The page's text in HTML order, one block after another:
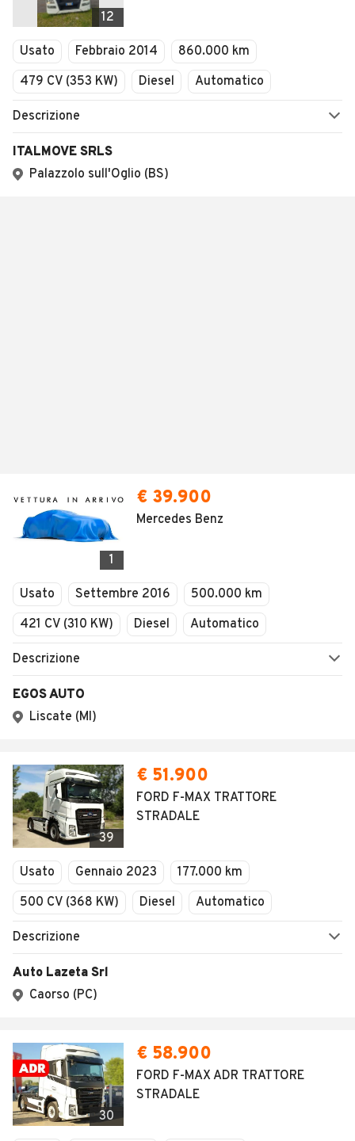
12
Usato Febbraio 2014
860.000 km
479 CV (353 KW)
Diesel Automatico
Descrizione
ITALMOVE SRLS
Palazzolo sull'Oglio (BS)
1
€ 39.900
Mercedes Benz
Usato Settembre 2016
500.000 km
421 CV (310 KW)
Diesel Automatico
Descrizione
EGOS AUTO
Liscate (MI)
39
€ 51.900
FORD F-MAX TRATTORE
STRADALE
Usato Gennaio 2023
177.000 km
500 CV (368 KW)
Diesel Automatico
Descrizione
Auto Lazeta Srl
Caorso (PC)
30
€ 58.900
FORD F-MAX ADR TRATTORE
STRADALE